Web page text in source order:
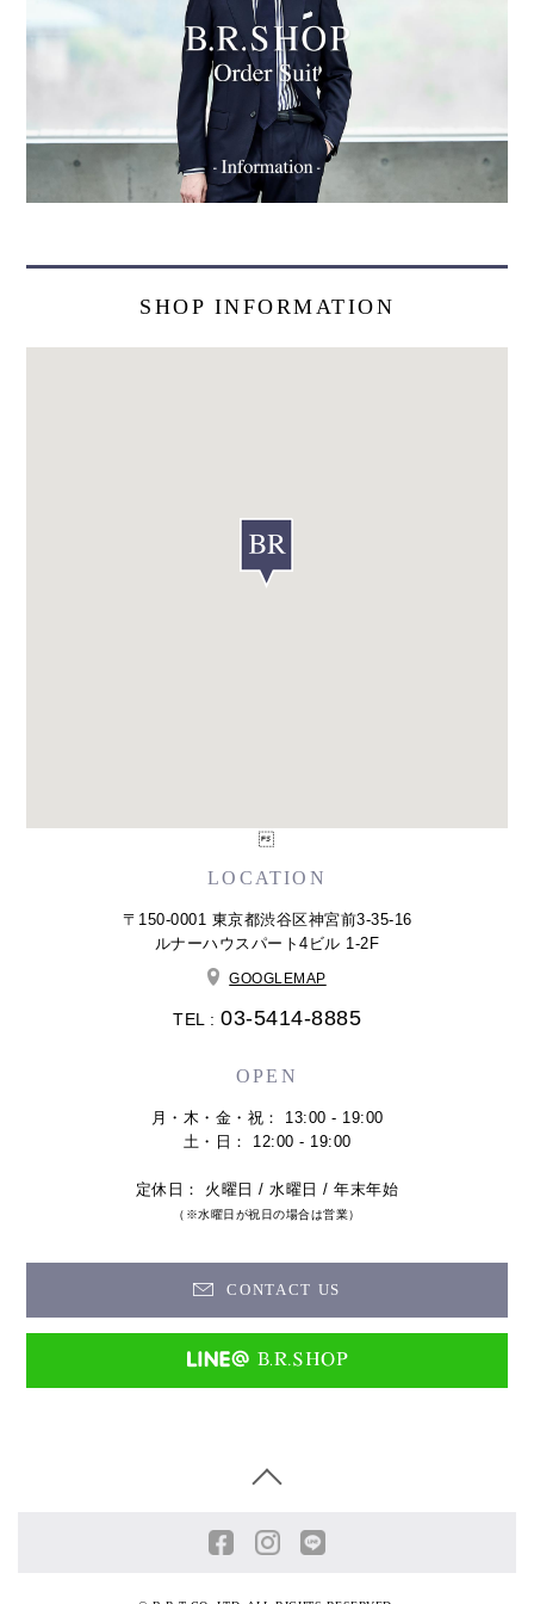
SHOP INFORMATION
LOCATION
〒150-0001 東京都渋谷区神宮前3-35-16
ルナーハウスパート4ビル 1-2F
GOOGLEMAP
TEL : 03-5414-8885
OPEN
月・木・金・祝： 13:00 - 19:00
土・日： 12:00 - 19:00
定休日： 火曜日 / 水曜日 / 年末年始
（※水曜日が祝日の場合は営業）
CONTACT US